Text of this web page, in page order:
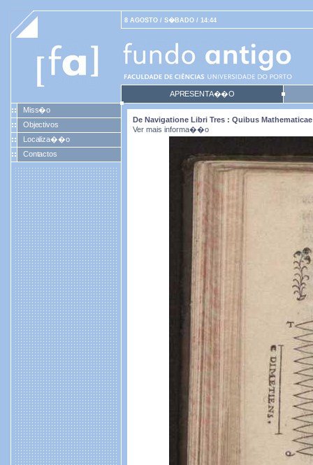
8 AGOSTO / S�BADO / 14:44
APRESENTA��O
Miss�o
Objectivos
Localiza��o
Contactos
De Navigatione Libri Tres : Quibus
Ver mais informa��o